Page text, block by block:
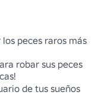
los peces raros más
robar sus peces
de tus sueños